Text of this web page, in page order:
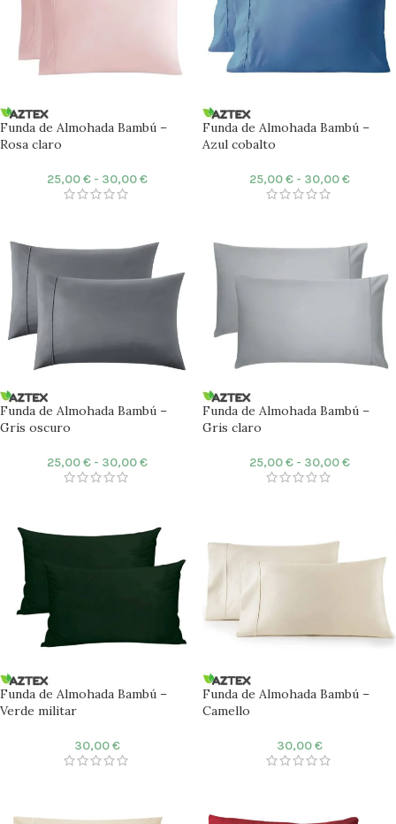
Funda de Almohada Bambú –
Rosa claro
25,00€ - 30,00€
Funda de Almohada Bambú –
Azul cobalto
25,00€ - 30,00€
Funda de Almohada Bambú –
Gris oscuro
25,00€ - 30,00€
Funda de Almohada Bambú –
Gris claro
25,00€ - 30,00€
Funda de Almohada Bambú –
Verde militar
30,00€
Funda de Almohada Bambú –
Camello
30,00€